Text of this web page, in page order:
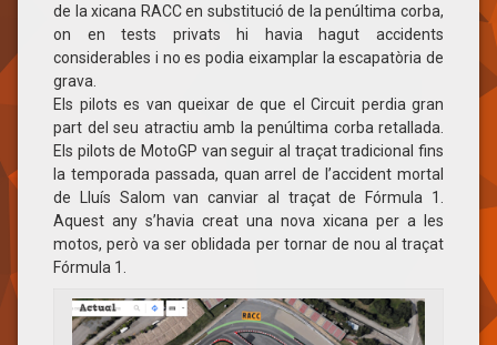
de la xicana RACC en substitució de la penúltima corba,
on en tests privats hi havia hagut accidents
considerables i no es podia eixamplar la escapatòria de
grava.
Els pilots es van queixar de que el Circuit perdia gran
part del seu atractiu amb la penúltima corba retallada.
Els pilots de MotoGP van seguir al traçat tradicional fins
la temporada passada, quan arrel de l’accident mortal
de Lluís Salom van canviar al traçat de Fórmula 1.
Aquest any s’havia creat una nova xicana per a les
motos, però va ser oblidada per tornar de nou al traçat
Fórmula 1.